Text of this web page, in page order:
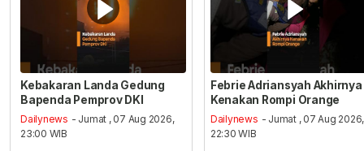
Kebakaran Landa Gedung
Bapenda Pemprov DKI
Dailynews - Jumat , 07 Aug 2026,
23:00 WIB
Febrie Adriansyah Akhirnya
Kenakan Rompi Orange
Dailynews - Jumat , 07 Aug 2026,
22:30 WIB